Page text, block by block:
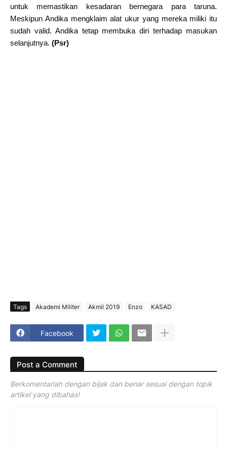
untuk memastikan kesadaran bernegara para taruna.
Meskipun Andika mengklaim alat ukur yang mereka miliki itu
sudah valid. Andika tetap membuka diri terhadap masukan
selanjutnya. (Psr)
Tags Akademi Militer Akmil 2019 Enzo KASAD
Facebook
Post a Comment
Berkomentarlah dengan bijak dan benar sesuai dengan topik
artikel yang dibahas!